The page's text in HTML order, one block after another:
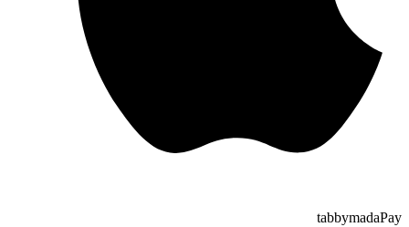
Pay
mada
tabby